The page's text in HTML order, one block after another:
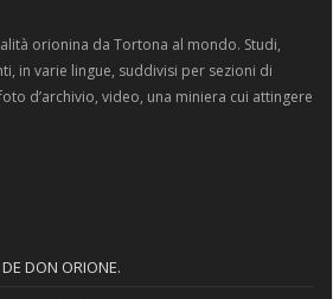
orionina da Tortona al mondo. Studi,
in varie lingue, suddivisi per sezioni di
d’archivio, video, una miniera cui attingere
DON ORIONE.